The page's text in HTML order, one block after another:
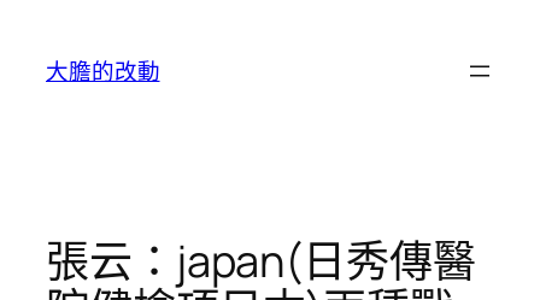
大膽的改動
張云：japan(日秀傳醫